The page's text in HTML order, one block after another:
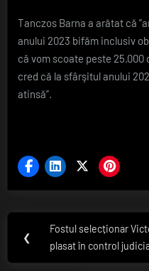
Tanczos Barna a arătat că
anului 2023 bifăm inclusiv
că vom scoate peste
cred că la sfârşitul anului
atinsă”.
Navigare
❮
Previous
Post:
Fostul selecționar
plasat în control